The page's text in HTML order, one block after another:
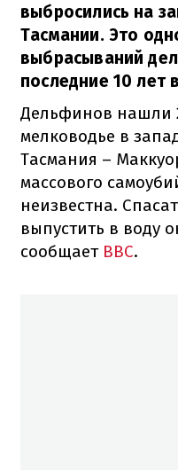
выбросились на
Тасмании. Это
выбрасываний
последние 10 лет
Дельфинов нашли
мелководье в
Тасмания –
массового
неизвестна.
выпустить в воду
сообщаетBBC.